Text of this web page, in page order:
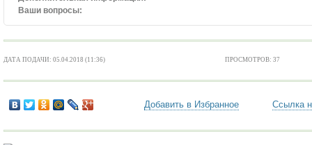
Ваши вопросы:
ДАТА ПОДАЧИ: 05.04.2018 (11:36) ПРОСМОТРОВ: 37
Добавить в Избранное Ссылка